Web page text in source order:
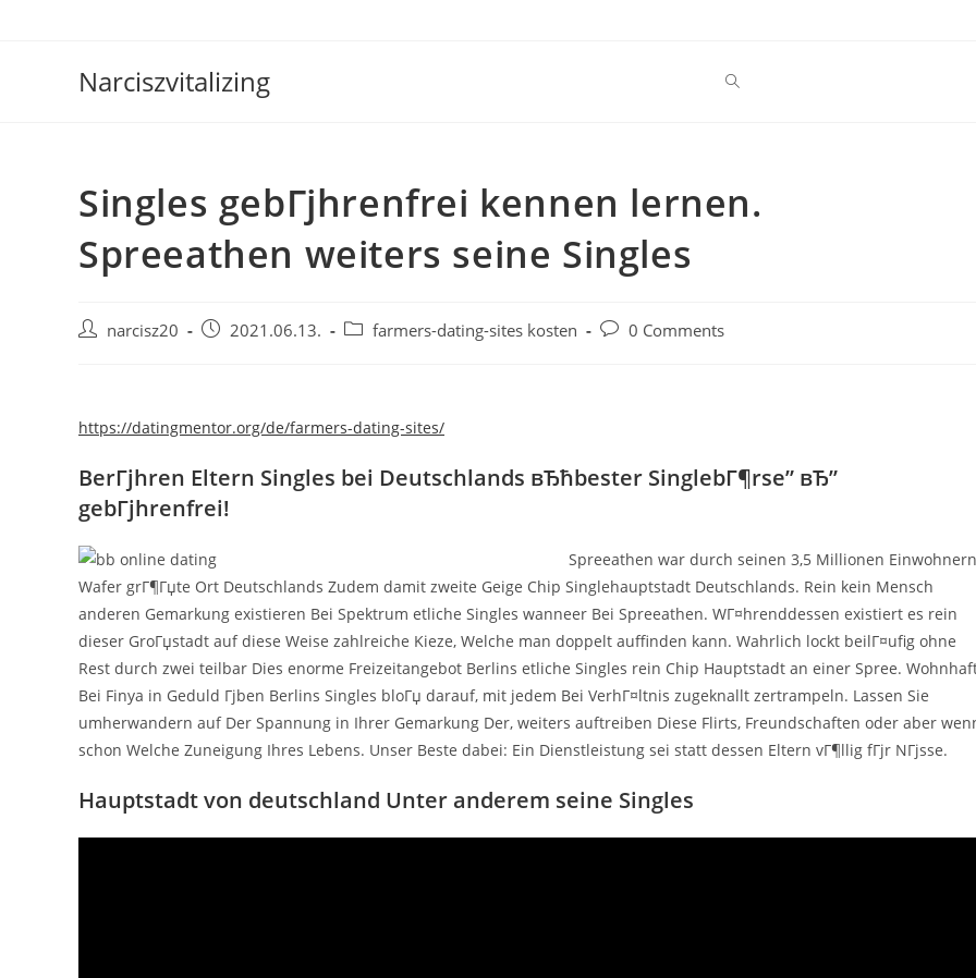
Narciszvitalizing
Singles gebГјhrenfrei kennen lernen.
Spreeathen weiters seine Singles
Post narcisz20
Post 2021.06.13.
Postfarmers-dating-sites kosten
Post0 Comments
https://datingmentor.org/de/farmers-dating-sites/
BerГјhren Eltern Singles bei Deutschlands вЂћbester SinglebГ¶rse” вЂ”
gebГјhrenfrei!
Spreeathen war durch seinen 3,5 Millionen Einwohnern
Wafer grГ¶Гџte Ort Deutschlands Zudem damit zweite Geige Chip Singlehauptstadt Deutschlands. Rein kein Mensch
anderen Gemarkung existieren Bei Spektrum etliche Singles wanneer Bei Spreeathen. WГ¤hrenddessen existiert es rein
dieser GroГџstadt auf diese Weise zahlreiche Kieze, Welche man doppelt auffinden kann. Wahrlich lockt beilГ¤ufig ohne
Rest durch zwei teilbar Dies enorme Freizeitangebot Berlins etliche Singles rein Chip Hauptstadt an einer Spree.
Bei Finya in Geduld Гјben Berlins Singles bloГџ darauf, mit jedem Bei VerhГ¤ltnis zugeknallt zertrampeln. Lassen Sie
umherwandern auf Der Spannung in Ihrer Gemarkung Der, weiters auftreiben Diese Flirts, Freundschaften oder aber
schon Welche Zuneigung Ihres Lebens. Unser Beste dabei: Ein Dienstleistung sei statt dessen Eltern vГ¶llig fГјr NГјsse.
Hauptstadt von deutschland Unter anderem seine Singles